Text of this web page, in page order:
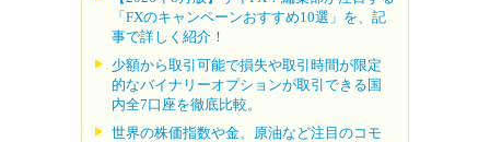
「FXのキャンペーンおすすめ10選」を、記
事で詳しく紹介！
少額から取引可能で損失や取引時間が限定
的なバイナリーオプションが取引できる国
内全7口座を徹底比較。
世界の株価指数や金、原油など注目のコモ